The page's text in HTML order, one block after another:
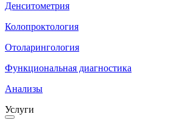
Денситометрия
Колопроктология
Отоларингология
Функциональная диагностика
Анализы
Услуги